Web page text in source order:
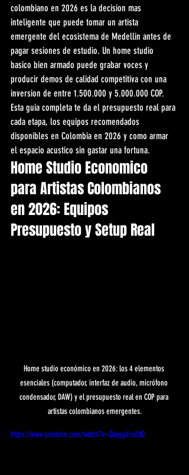
colombiano en 2026 es la decision mas
inteligente que puede tomar un artista
emergente del ecosistema de Medellin antes de
pagar sesiones de estudio. Un home studio
basico bien armado puede grabar voces y
producir demos de calidad competitiva con una
inversion de entre 1.500.000 y 5.000.000 COP.
Esta guia completa te da el presupuesto real para
cada etapa, los equipos recomendados
disponibles en Colombia en 2026 y como armar
el espacio acustico sin gastar una fortuna.
Home Studio Economico
para Artistas Colombianos
en 2026: Equipos
Presupuesto y Setup Real
Home studio económico en 2026: los 4 elementos
esenciales (computador, interfaz de audio, micrófono
condensador, DAW) y el presupuesto real en COP para
artistas colombianos emergentes.
https://www.youtube.com/watch?v=QayggVcuUtQ